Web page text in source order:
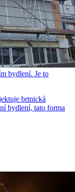
bydlení. Je to
brtnická
bydlení, tato forma